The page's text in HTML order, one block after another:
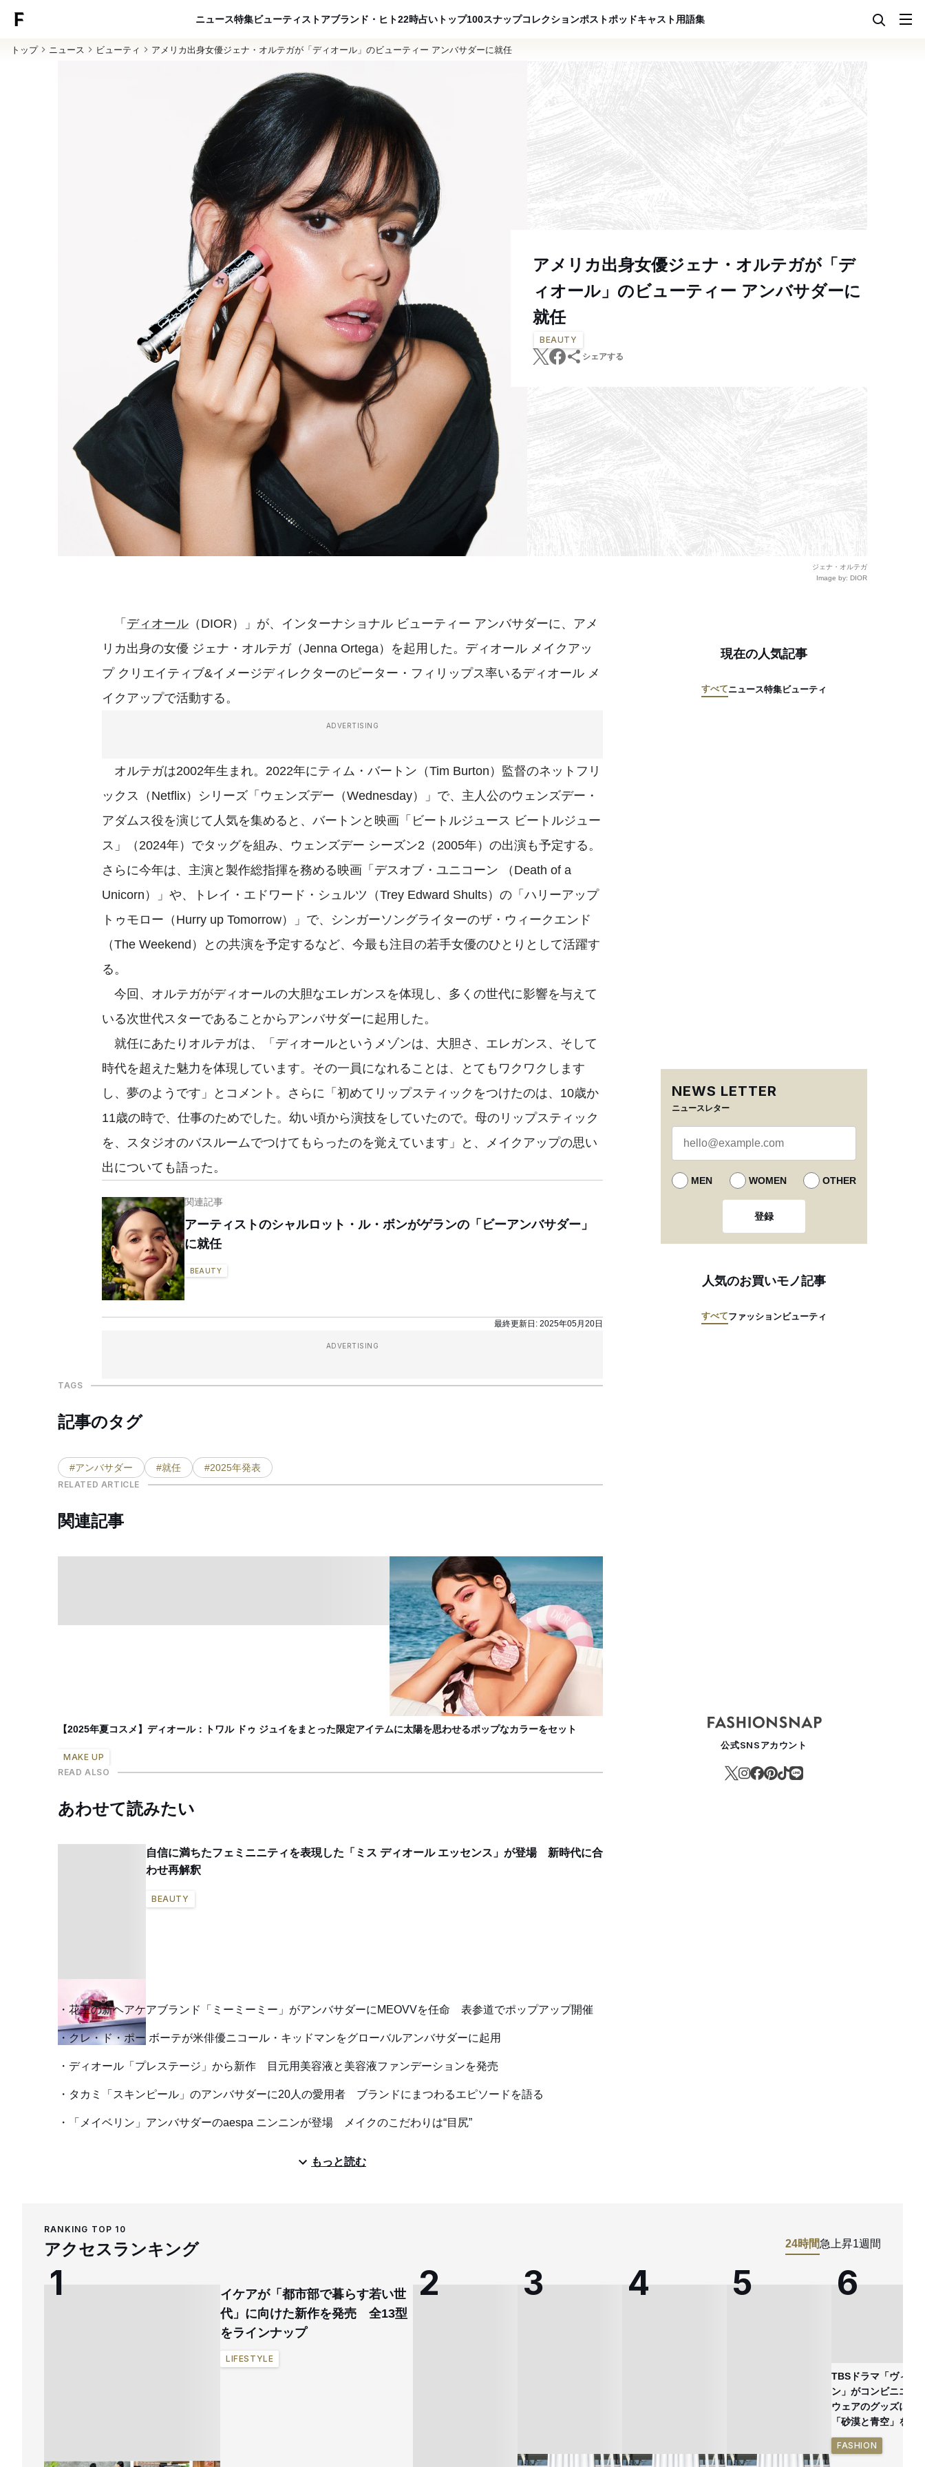
ニュース特集ビューティ ストアブランド・ヒト22時占い トップ100スナップコレクションポストポッドキャスト用語集
トップ ニュース ビューティ アメリカ出身女優ジェナ・オルテガが「ディオール」のビューティー アンバサダーに就任
アメリカ出身女優ジェナ・オルテガが「デ
ィオール」のビューティー アンバサダーに
就任
BEAUTY
シェアする
ジェナ・オルテガ
Image by: DIOR
「 ディオール （DIOR）」が、インターナショナル ビューティー アンバサダーに、アメ
リカ出身の女優 ジェナ・オルテガ（Jenna Ortega）を起用した。ディオール メイクアッ
プ クリエイティブ&イメージディレクターのピーター・フィリップス率いるディオール メ
イクアップで活動する。
ADVERTISING
オルテガは2002年生まれ。2022年にティム・バートン（Tim Burton）監督のネットフリ
ックス（Netflix）シリーズ「ウェンズデー（Wednesday）」で、主人公のウェンズデー・
アダムス役を演じて人気を集めると、バートンと映画「ビートルジュース ビートルジュー
ス」（2024年）でタッグを組み、ウェンズデー シーズン2（2005年）の出演も予定する。
さらに今年は、主演と製作総指揮を務める映画「デスオブ・ユニコーン （Death of a
Unicorn）」や、トレイ・エドワード・シュルツ（Trey Edward Shults）の「ハリーアップ
トゥモロー（Hurry up Tomorrow）」で、シンガーソングライターのザ・ウィークエンド
（The Weekend）との共演を予定するなど、今最も注目の若手女優のひとりとして活躍す
る。
今回、オルテガがディオールの大胆なエレガンスを体現し、多くの世代に影響を与えて
いる次世代スターであることからアンバサダーに起用した。
就任にあたりオルテガは、「ディオールというメゾンは、大胆さ、エレガンス、そして
時代を超えた魅力を体現しています。その一員になれることは、とてもワクワクします
し、夢のようです」とコメント。さらに「初めてリップスティックをつけたのは、10歳か
11歳の時で、仕事のためでした。幼い頃から演技をしていたので。母のリップスティック
を、スタジオのバスルームでつけてもらったのを覚えています」と、メイクアップの思い
出についても語った。
関連記事
アーティストのシャルロット・ル・ボンがゲランの「ビーアンバサダー」
に就任
BEAUTY
最終更新日: 2025年05月20日
ADVERTISING
TAGS
記事のタグ
#アンバサダー #就任 #2025年発表
RELATED ARTICLE
関連記事
【2025年夏コスメ】ディオール：トワル ドゥ ジュイをまとった限定アイテムに太陽を思わせるポップなカラーをセット
MAKE UP
READ ALSO
あわせて読みたい
自信に満ちたフェミニニティを表現した「ミス ディオール エッセンス」が登場 新時代に合
わせ再解釈
BEAUTY
花王の新ヘアケアブランド「ミーミーミー」がアンバサダーにMEOVVを任命 表参道でポップアップ開催
クレ・ド・ポー ボーテが米俳優ニコール・キッドマンをグローバルアンバサダーに起用
ディオール「プレステージ」から新作 目元用美容液と美容液ファンデーションを発売
タカミ「スキンピール」のアンバサダーに20人の愛用者 ブランドにまつわるエピソードを語る
「メイベリン」アンバサダーのaespa ニンニンが登場 メイクのこだわりは“目尻”
もっと読む
現在の人気記事
すべてニュース特集ビューティ
NEWS LETTER
ニュースレター
MEN WOMEN OTHER
登録
人気のお買いモノ記事
すべてファッションビューティ
公式SNSアカウント
RANKING TOP 10
アクセスランキング 24時間急上昇1週間
イケアが「都市部で暮らす若い世
代」に向けた新作を発売 全13型
をラインナップ
LIFESTYLE
TBSドラマ「ヴィヴ
ン」がコンビニエン
ウェアのグッズに
「砂漠と青空」を表
FASHION